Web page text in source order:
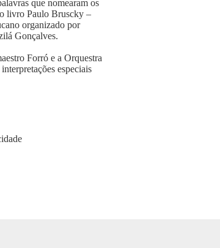
que nomearam os
livro Paulo Bruscky –
organizado por
Gonçalves.
Forró e a Orquestra
especiais